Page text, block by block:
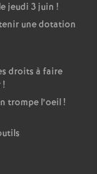
jeudi 3 juin !
une dotation
droits à faire
!
trompe l’oeil!